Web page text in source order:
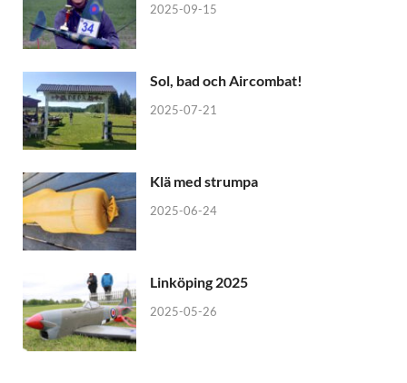
2025-09-15
Sol, bad och Aircombat!
2025-07-21
Klä med strumpa
2025-06-24
Linköping 2025
2025-05-26